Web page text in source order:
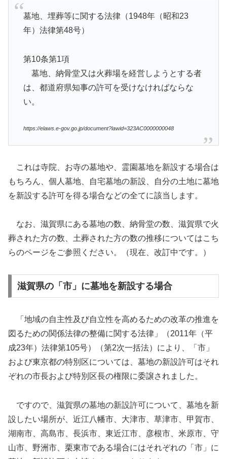
墓地、埋葬等に関する法律（1948年（昭和23
年）法律第48号）
第10条第1項
墓地、納骨堂又は火葬場を経営しようとする者
は、都道府県知事の許可を受けなければならな
い。
https://elaws.e-gov.go.jp/document?lawid=323AC0000000048
これは寺院、お寺の墓地や、霊園墓地を新設する場合は
もちろん、個人墓地、自宅墓地の新設、自分の土地に墓地
を新設する許可を得る場合などの全てに該当します。
なお、滋賀県にある墓地の数、納骨堂の数、滋賀県で火
葬された方の数、土葬された方の数の推移についてはこち
らのページをご参照ください。（現在、改訂中です。）
滋賀県の「市」に墓地を新設する場合
「地域の自主性及び自立性を高めるための改革の推進を
図るための関係法律の整備に関する法律」（2011年（平
成23年）法律第105号）（第2次一括法）により、「市」
および東京都の特別区については、墓地の新設許可はそれ
ぞれの市長および特別区長の権限に委譲されました。
ですので、滋賀県の墓地の新設許可について、墓地を新
設したい場所が、近江八幡市、大津市、草津市、甲賀市、
湖南市、高島市、長浜市、東近江市、彦根市、米原市、守
山市、野洲市、栗東市である場合にはそれぞれの「市」に